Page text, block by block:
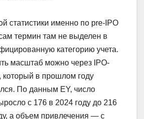
статистики именно по pre-IPO
сам термин там не выделен в
категорию учета.
масштаб можно через IPO-
который в прошлом году
По данным EY, число
с 176 в 2024 году до 216
а объем привлечения — с